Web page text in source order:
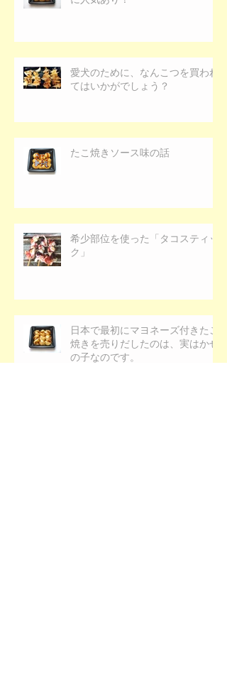
愛犬のために、なんこつを買われ
てはいかがでしょう？
たこ焼きソース味の話
希少部位を使った「タコスティッ
ク」
日本で最初にマヨネーズ付きたこ
焼きを売りだしたのは、実はかぜ
の子なのです。